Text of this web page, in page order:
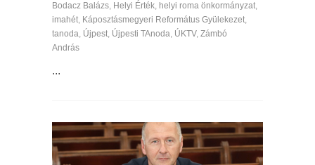
Bodacz Balázs, Helyi Érték, helyi roma önkormányzat,
imahét, Káposztásmegyeri Református Gyülekezet,
tanoda, Újpest, Újpesti TAnoda, ÚKTV, Zámbó
András
...